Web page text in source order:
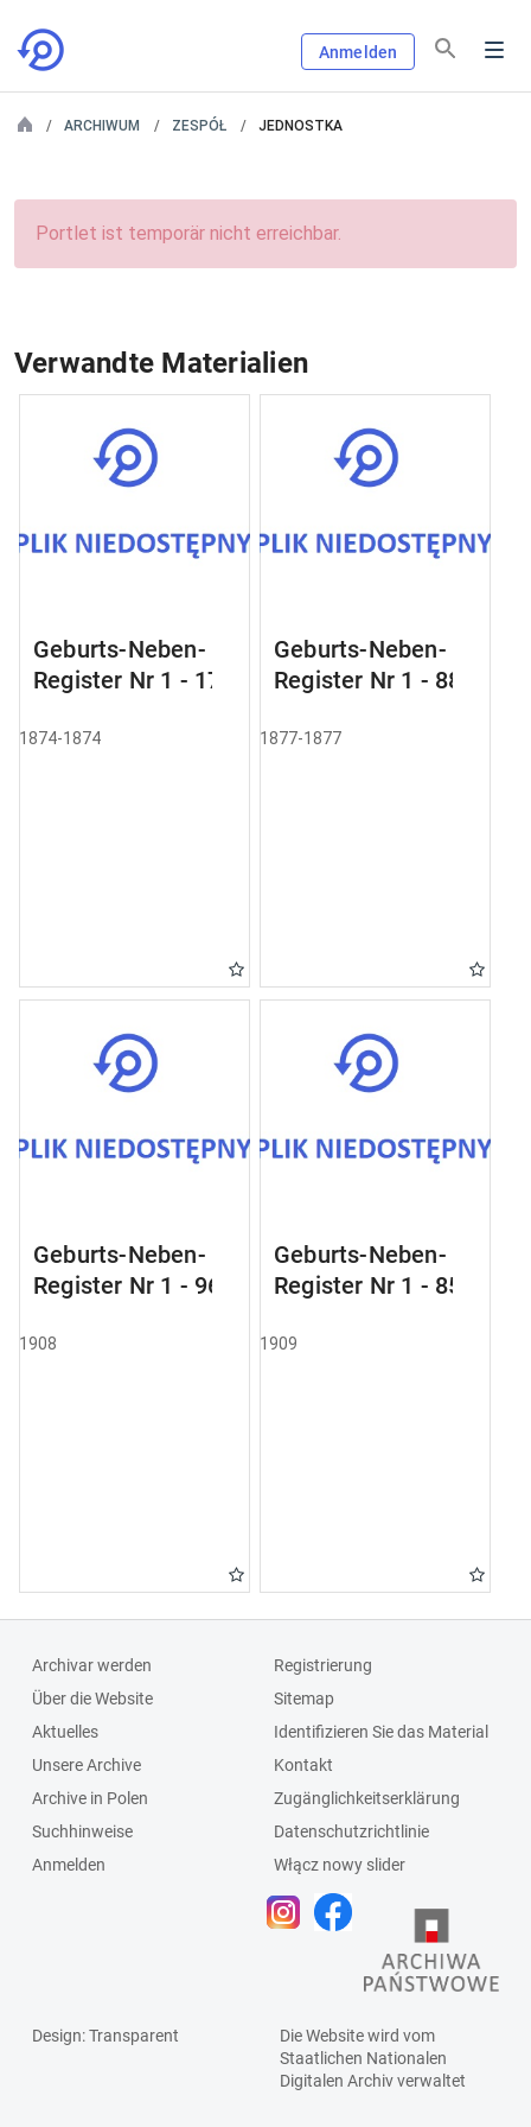
Anmelden
ARCHIWUM ZESPÓŁ JEDNOSTKA
Portlet ist temporär nicht erreichbar.
Verwandte Materialien
Geburts-Neben-
Register Nr 1 - 17
1874-1874
Geburts-Neben-
Register Nr 1 - 88
1877-1877
Geburts-Neben-
Register Nr 1 - 96
1908
Geburts-Neben-
Register Nr 1 - 85
1909
Archivar werden
Über die Website
Aktuelles
Unsere Archive
Archive in Polen
Suchhinweise
Anmelden
Registrierung
Sitemap
Identifizieren Sie das Material
Kontakt
Zugänglichkeitserklärung
Datenschutzrichtlinie
Włącz nowy slider
Design: Transparent
Die Website wird vom
Staatlichen Nationalen
Digitalen Archivverwaltet